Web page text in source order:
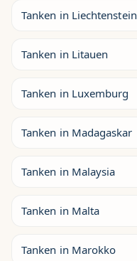
Tanken in Liechtenstein
Tanken in Litauen
Tanken in Luxemburg
Tanken in Madagaskar
Tanken in Malaysia
Tanken in Malta
Tanken in Marokko